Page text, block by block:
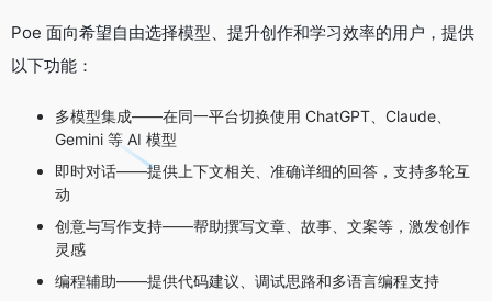
Poe 面向希望自由选择模型、提升创作和学习效率的用户，提供
以下功能：
多模型集成——在同一平台切换使用 ChatGPT、Claude、
Gemini 等 AI 模型
即时对话——提供上下文相关、准确详细的回答，支持多轮互
动
创意与写作支持——帮助撰写文章、故事、文案等，激发创作
灵感
编程辅助——提供代码建议、调试思路和多语言编程支持